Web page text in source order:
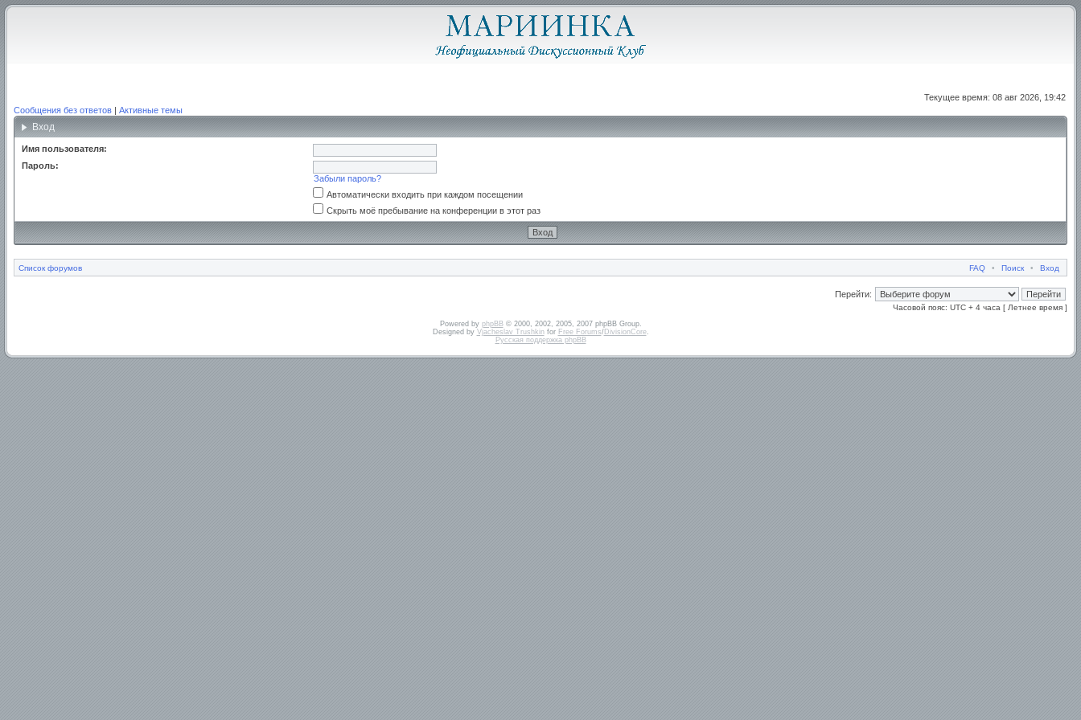
Текущее время: 08 авг 2026, 19:42
Сообщения без ответов | Активные темы
Вход
Имя пользователя:
Пароль:
Забыли пароль?
Автоматически входить при каждом посещении
Скрыть моё пребывание на конференции в этот раз
Список форумов FAQ • Поиск • Вход
Перейти:
Часовой пояс: UTC + 4 часа [ Летнее время ]
Powered by phpBB© 2000, 2002, 2005, 2007 phpBB Group.
Designed by Vjacheslav Trushkinfor Free Forums/DivisionCore.
Русская поддержка phpBB